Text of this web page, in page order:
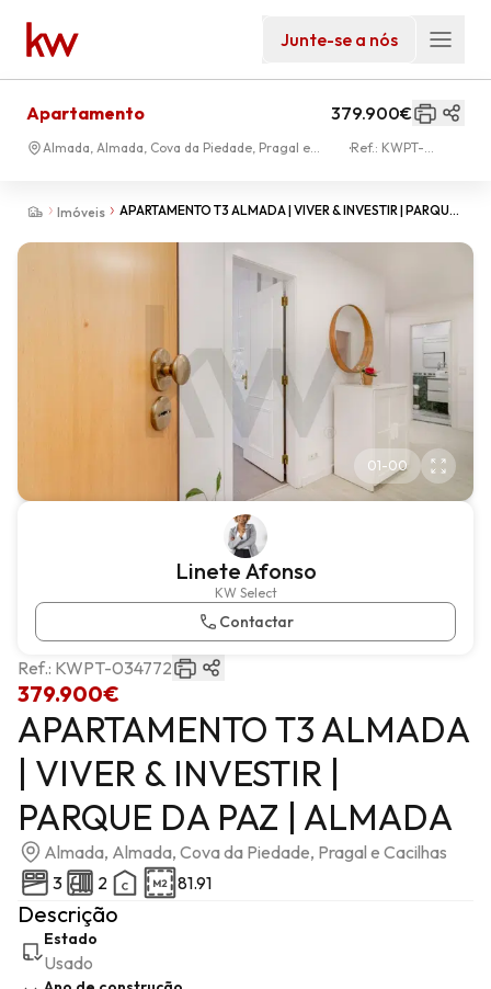
Junte-se a nós
Imóveis
APARTAMENTO T3 ALMADA | VIVER & INVESTIR | PARQUE
Apartamento 379.900€
Almada, Almada, Cova da Piedade, Pragal e
Ref.: KWPT-
01-00
Linete Afonso
KW Select
Contactar
379.900€
Ref.: KWPT-034772
APARTAMENTO T3 ALMADA
| VIVER & INVESTIR |
PARQUE DA PAZ | ALMADA
Almada, Almada, Cova da Piedade, Pragal e Cacilhas
3
2 81.91
Descrição
Estado
Usado